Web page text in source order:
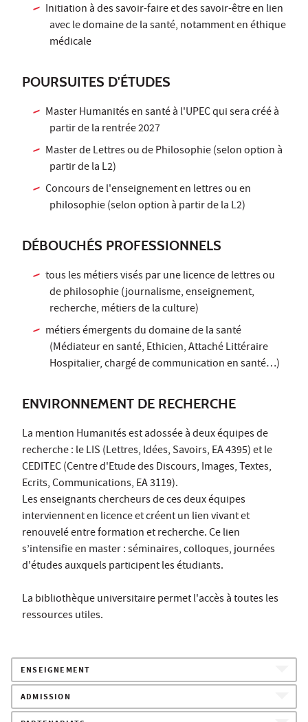
Initiation à des savoir-faire et des savoir-être en lien
avec le domaine de la santé, notamment en éthique
médicale
POURSUITES D'ÉTUDES
Master Humanités en santé à l'UPEC qui sera créé à
partir de la rentrée 2027
Master de Lettres ou de Philosophie (selon option à
partir de la L2)
Concours de l'enseignement en lettres ou en
philosophie (selon option à partir de la L2)
DÉBOUCHÉS PROFESSIONNELS
tous les métiers visés par une licence de lettres ou
de philosophie (journalisme, enseignement,
recherche, métiers de la culture)
métiers émergents du domaine de la santé
(Médiateur en santé, Ethicien, Attaché Littéraire
Hospitalier, chargé de communication en santé…)
ENVIRONNEMENT DE RECHERCHE
La mention Humanités est adossée à deux équipes de
recherche : le LIS (Lettres, Idées, Savoirs, EA 4395) et le
CEDITEC (Centre d'Etude des Discours, Images, Textes,
Ecrits, Communications, EA 3119).
Les enseignants chercheurs de ces deux équipes
interviennent en licence et créent un lien vivant et
renouvelé entre formation et recherche. Ce lien
s’intensifie en master : séminaires, colloques, journées
d'études auxquels participent les étudiants.
La bibliothèque universitaire permet l'accès à toutes les
ressources utiles.
ENSEIGNEMENT
ADMISSION